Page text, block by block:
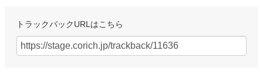
トラックバックURLはこちら